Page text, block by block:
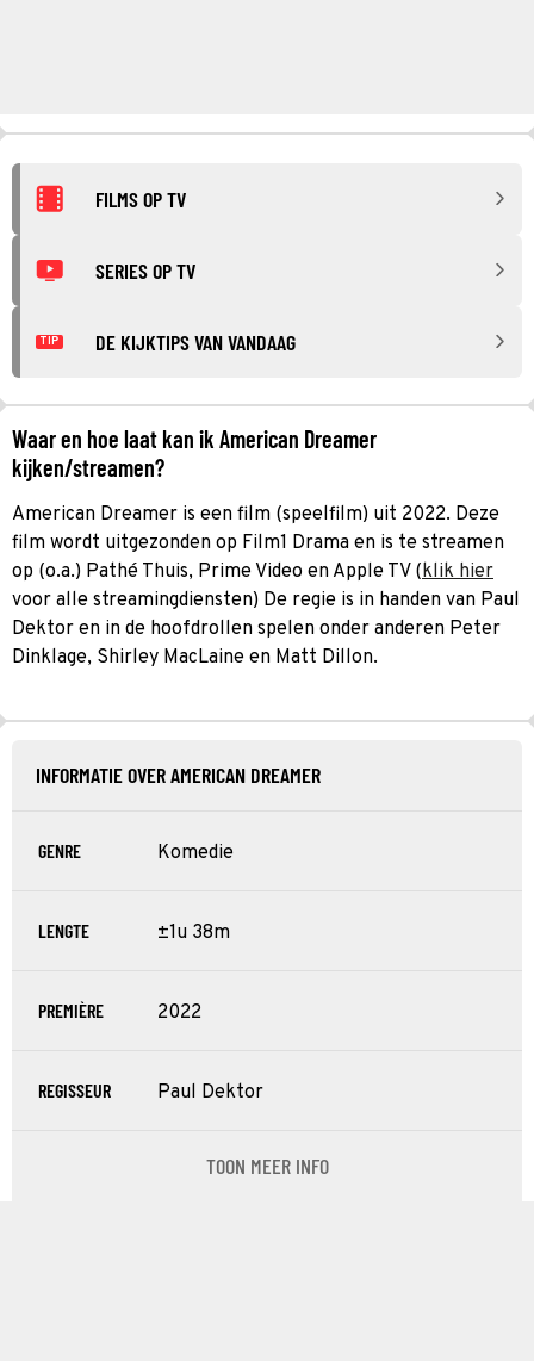
FILMS OP TV
SERIES OP TV
TIP DE KIJKTIPS VAN VANDAAG
Waar en hoe laat kan ik American Dreamer
kijken/streamen?
American Dreamer is een film (speelfilm) uit 2022. Deze
film wordt uitgezonden op Film1 Drama en is te streamen
op (o.a.) Pathé Thuis, Prime Video en Apple TV (klik hier
voor alle streamingdiensten) De regie is in handen van Paul
Dektor en in de hoofdrollen spelen onder anderen Peter
Dinklage, Shirley MacLaine en Matt Dillon.
INFORMATIE OVER AMERICAN DREAMER
GENRE Komedie
LENGTE ±1u 38m
PREMIÈRE 2022
REGISSEUR Paul Dektor
TOON MEER INFO